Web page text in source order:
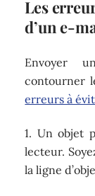
Les
d’un e-
Envoyer
contourner
erreurs à
1. Un objet
lecteur.
la ligne